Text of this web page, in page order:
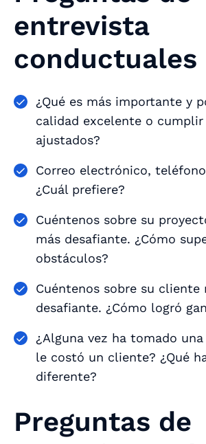
entrevista
conductuales
¿Qué es más importante y
calidad excelente o
ajustados?
Correo electrónico,
¿Cuál prefiere?
Cuéntenos sobre su
más desafiante. ¿Cómo
obstáculos?
Cuéntenos sobre su cliente
desafiante. ¿Cómo logró
¿Alguna vez ha tomado
le costó un cliente? ¿Qué
diferente?
Preguntas de